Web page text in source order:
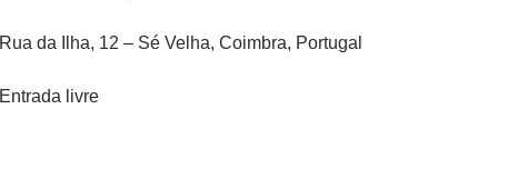
Rua da Ilha, 12 – Sé Velha, Coimbra, Portugal
Entrada livre